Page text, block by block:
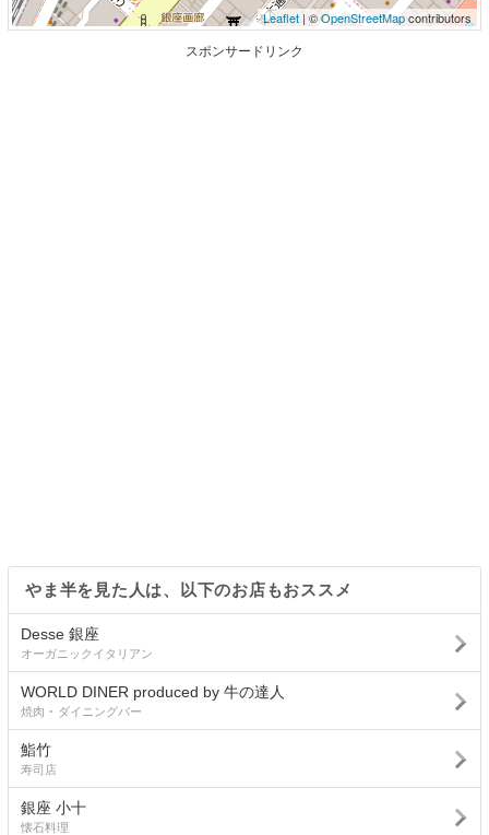
Leaflet | ©OpenStreetMapcontributors
スポンサードリンク
やま半を見た人は、以下のお店もおススメ
Desse 銀座
オーガニックイタリアン
WORLD DINER produced by 牛の達人
焼肉 ･ ダイニングバー
鮨竹
寿司店
銀座 小十
懐石料理